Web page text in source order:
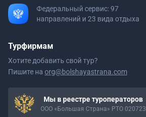
Федеральный сервис: 97
направлений и 23 вида отдыха
Турфирмам
Хотите добавить свой тур?
Пишите на org@bolshayastrana.com
Мы в реестре туроператоров
ООО «Большая Страна» РТО 020723